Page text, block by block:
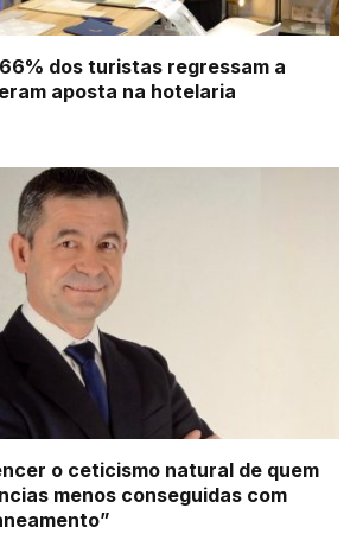
66% dos turistas regressam a
aposta na hotelaria
o ceticismo natural de quem
menos conseguidas com